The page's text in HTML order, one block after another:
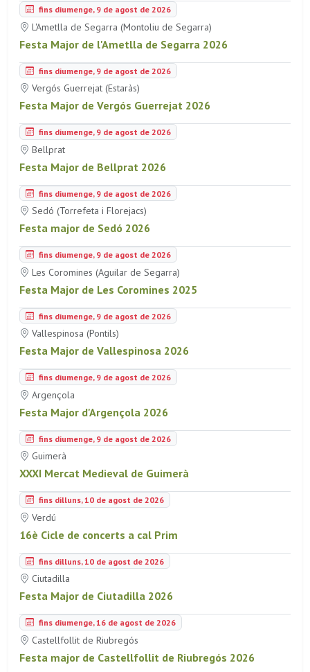
fins diumenge, 9 de agost de 2026
L'Ametlla de Segarra (Montoliu de Segarra)
Festa Major de l'Ametlla de Segarra 2026
fins diumenge, 9 de agost de 2026
Vergós Guerrejat (Estaràs)
Festa Major de Vergós Guerrejat 2026
fins diumenge, 9 de agost de 2026
Bellprat
Festa Major de Bellprat 2026
fins diumenge, 9 de agost de 2026
Sedó (Torrefeta i Florejacs)
Festa major de Sedó 2026
fins diumenge, 9 de agost de 2026
Les Coromines (Aguilar de Segarra)
Festa Major de Les Coromines 2025
fins diumenge, 9 de agost de 2026
Vallespinosa (Pontils)
Festa Major de Vallespinosa 2026
fins diumenge, 9 de agost de 2026
Argençola
Festa Major d'Argençola 2026
fins diumenge, 9 de agost de 2026
Guimerà
XXXI Mercat Medieval de Guimerà
fins dilluns, 10 de agost de 2026
Verdú
16è Cicle de concerts a cal Prim
fins dilluns, 10 de agost de 2026
Ciutadilla
Festa Major de Ciutadilla 2026
fins diumenge, 16 de agost de 2026
Castellfollit de Riubregós
Festa major de Castellfollit de Riubregós 2026